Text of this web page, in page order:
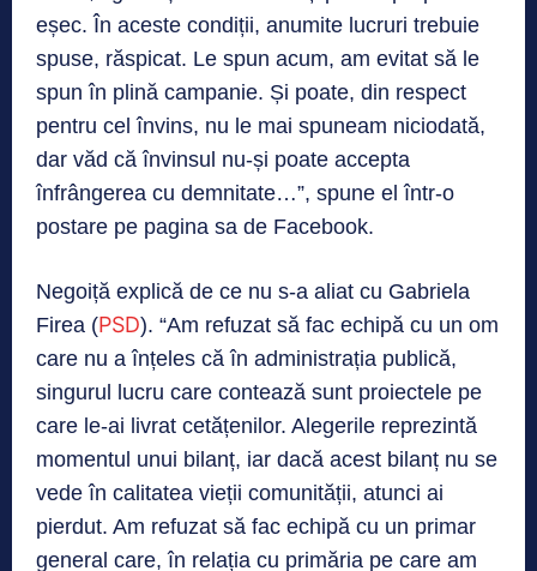
eșec. În aceste condiții, anumite lucruri trebuie
spuse, răspicat. Le spun acum, am evitat să le
spun în plină campanie. Și poate, din respect
pentru cel învins, nu le mai spuneam niciodată,
dar văd că învinsul nu-și poate accepta
înfrângerea cu demnitate…”, spune el într-o
postare pe pagina sa de Facebook.
Negoiță explică de ce nu s-a aliat cu Gabriela
Firea (PSD). “Am refuzat să fac echipă cu un om
care nu a înțeles că în administrația publică,
singurul lucru care contează sunt proiectele pe
care le-ai livrat cetățenilor. Alegerile reprezintă
momentul unui bilanț, iar dacă acest bilanț nu se
vede în calitatea vieții comunității, atunci ai
pierdut. Am refuzat să fac echipă cu un primar
general care, în relația cu primăria pe care am